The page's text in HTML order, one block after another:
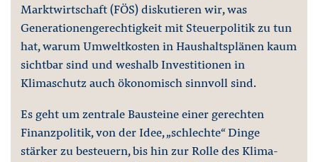
Marktwirtschaft (FÖS) diskutieren wir, was
Generationengerechtigkeit mit Steuerpolitik zu tun
hat, warum Umweltkosten in Haushaltsplänen kaum
sichtbar sind und weshalb Investitionen in
Klimaschutz auch ökonomisch sinnvoll sind.
Es geht um zentrale Bausteine einer gerechten
Finanzpolitik, von der Idee, „schlechte“ Dinge
stärker zu besteuern, bis hin zur Rolle des Klima-